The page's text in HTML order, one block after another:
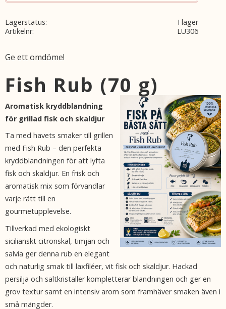
Lagerstatus
I lager
Artikelnr
LU306
Ge ett omdöme!
Fish Rub (70 g)
Aromatisk kryddblandning
för grillad fisk och skaldjur
Ta med havets smaker till grillen
med Fish Rub – den perfekta
kryddblandningen för att lyfta
fisk och skaldjur. En frisk och
aromatisk mix som förvandlar
varje rätt till en
gourmetupplevelse.
Tillverkad med ekologiskt
sicilianskt citronskal, timjan och
salvia ger denna rub en elegant
och naturlig smak till laxfiléer, vit fisk och skaldjur. Hackad
persilja och saltkristaller kompletterar blandningen och ger en
grov textur samt en intensiv arom som framhäver smaken även i
små mängder.